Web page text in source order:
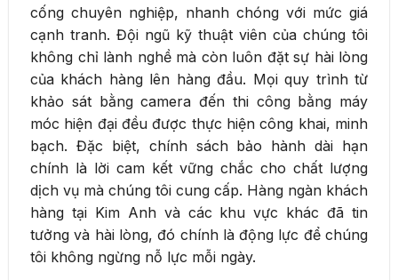
cống chuyên nghiệp, nhanh chóng với mức giá
cạnh tranh. Đội ngũ kỹ thuật viên của chúng tôi
không chỉ lành nghề mà còn luôn đặt sự hài lòng
của khách hàng lên hàng đầu. Mọi quy trình từ
khảo sát bằng camera đến thi công bằng máy
móc hiện đại đều được thực hiện công khai, minh
bạch. Đặc biệt, chính sách bảo hành dài hạn
chính là lời cam kết vững chắc cho chất lượng
dịch vụ mà chúng tôi cung cấp. Hàng ngàn khách
hàng tại Kim Anh và các khu vực khác đã tin
tưởng và hài lòng, đó chính là động lực để chúng
tôi không ngừng nỗ lực mỗi ngày.